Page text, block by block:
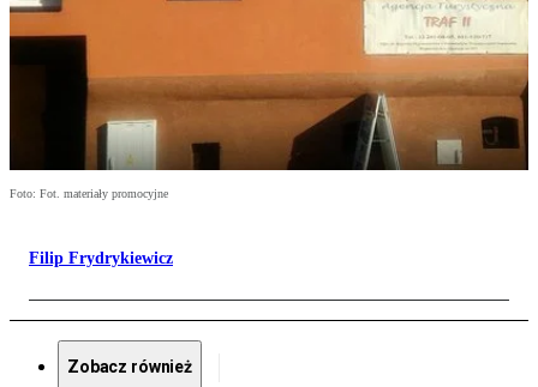
Foto: Fot. materiały promocyjne
Filip Frydrykiewicz
Zobacz również